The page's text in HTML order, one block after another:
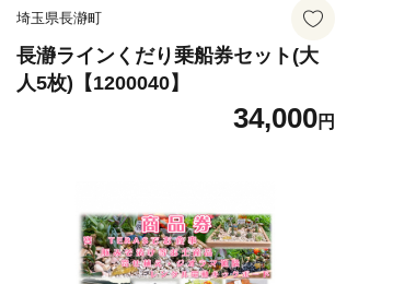
埼玉県長瀞町
長瀞ラインくだり乗船券セット(大
人5枚)【1200040】
34,000円